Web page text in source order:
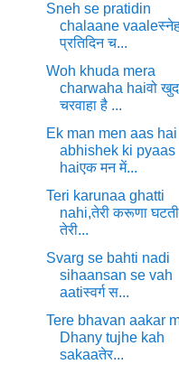
Sneh se pratidin
chalaane
प्रतिदिन च...
Woh khuda mera
charwaha haiवो
चरवाहा है ...
Ek man men aas hai
abhishek ki pyaas
haiएक मन में...
Teri karunaa ghatti
nahi,तेरी करूणा घटती
तेरी...
Svarg se bahti nadi
sihaansan se vah
aatiस्वर्ग स...
Tere bhavan aakar
Dhany tujhe kah
sakaaतेर...